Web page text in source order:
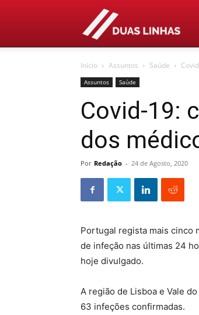
Início Assuntos Saúde
Assuntos Saúde
Covid-19:
dos
Por Redação - 24 de Agosto, 2020
Portugal regista mais cinco
de infeção nas últimas 24
hoje divulgado.
A região de Lisboa e Vale
63 infeções confirmadas.